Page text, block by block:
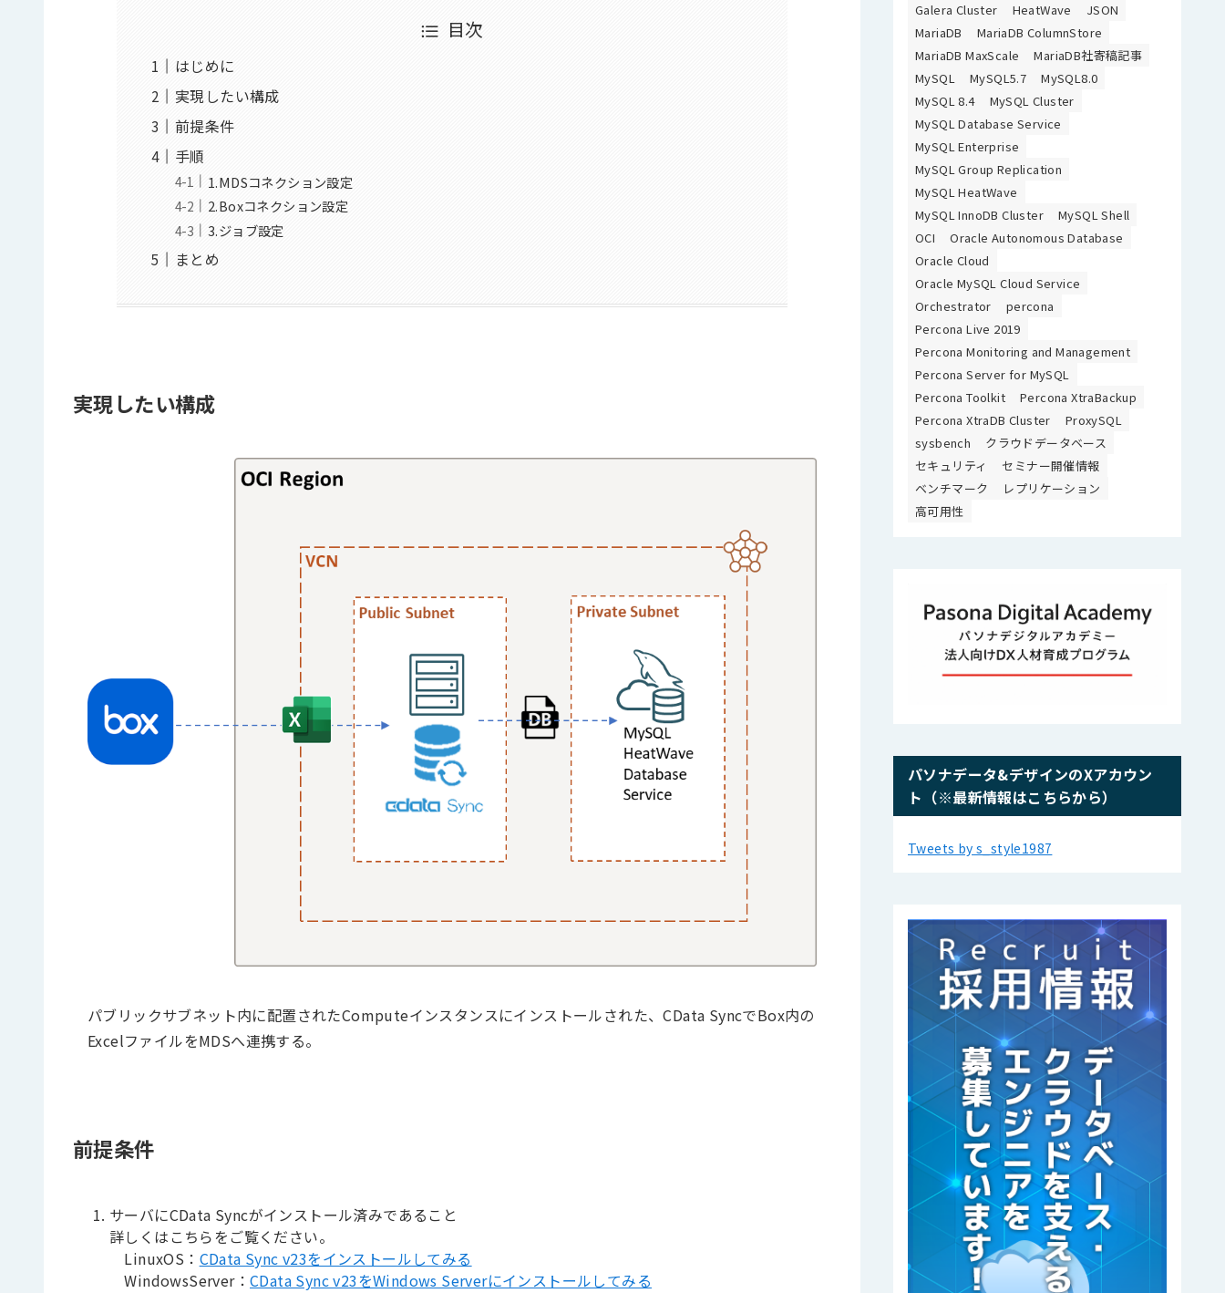
目次
はじめに
実現したい構成
前提条件
手順
1.MDSコネクション設定
2.Boxコネクション設定
3.ジョブ設定
まとめ
実現したい構成
パブリックサブネット内に配置されたComputeインスタンスにインストールされた、CData SyncでBox内の
ExcelファイルをMDSへ連携する。
前提条件
サーバにCData Syncがインストール済みであること
詳しくはこちらをご覧ください。
LinuxOS： CData Sync v23をインストールしてみる
WindowsServer： CData Sync v23をWindows Serverにインストールしてみる
Galera Cluster
HeatWave
JSON
MariaDB
MariaDB ColumnStore
MariaDB MaxScale
MariaDB社寄稿記事
MySQL
MySQL5.7
MySQL8.0
MySQL 8.4
MySQL Cluster
MySQL Database Service
MySQL Enterprise
MySQL Group Replication
MySQL HeatWave
MySQL InnoDB Cluster
MySQL Shell
OCI
Oracle Autonomous Database
Oracle Cloud
Oracle MySQL Cloud Service
Orchestrator
percona
Percona Live 2019
Percona Monitoring and Management
Percona Server for MySQL
Percona Toolkit
Percona XtraBackup
Percona XtraDB Cluster
ProxySQL
sysbench
クラウドデータベース
セキュリティ
セミナー開催情報
ベンチマーク
レプリケーション
高可用性
パソナデータ&デザインのXアカウン
ト（※最新情報はこちらから）
Tweets by s_style1987